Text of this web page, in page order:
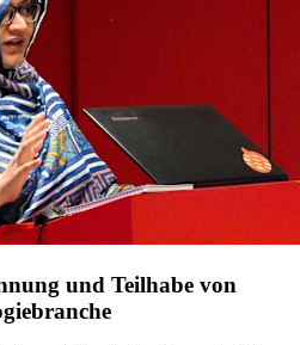
und Teilhabe von